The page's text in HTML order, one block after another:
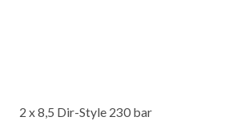
2 x 8,5 Dir-Style 230 bar